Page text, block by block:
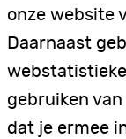
onze website
Daarnaast
gebruiken
dat je ermee